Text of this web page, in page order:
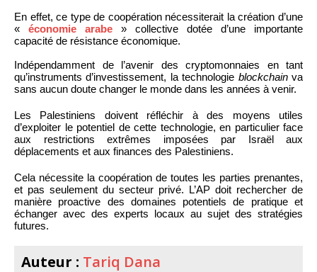
En effet, ce type de coopération nécessiterait la création d’une
« économie arabe » collective dotée d’une importante
capacité de résistance économique.
Indépendamment de l’avenir des cryptomonnaies en tant
qu’instruments d’investissement, la technologie blockchainva
sans aucun doute changer le monde dans les années à venir.
Les Palestiniens doivent réfléchir à des moyens utiles
d’exploiter le potentiel de cette technologie, en particulier face
aux restrictions extrêmes imposées par Israël aux
déplacements et aux finances des Palestiniens.
Cela nécessite la coopération de toutes les parties prenantes,
et pas seulement du secteur privé. L’AP doit rechercher de
manière proactive des domaines potentiels de pratique et
échanger avec des experts locaux au sujet des stratégies
futures.
Auteur : Tariq Dana